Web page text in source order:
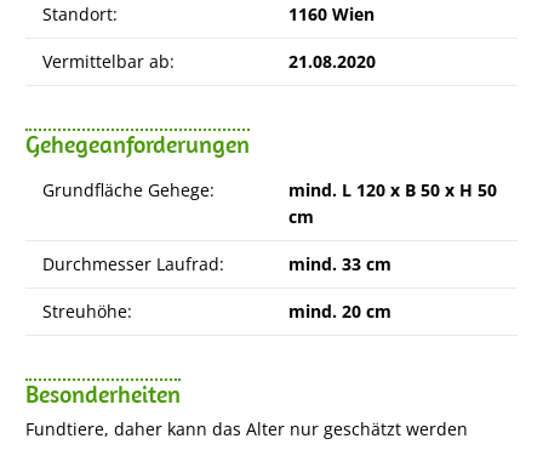
Standort: 1160 Wien
Vermittelbar ab: 21.08.2020
Gehegeanforderungen
Grundfläche Gehege:
mind. L 120 x B 50 x H 50
cm
Durchmesser Laufrad: mind. 33 cm
Streuhöhe: mind. 20 cm
Besonderheiten
Fundtiere, daher kann das Alter nur geschätzt werden